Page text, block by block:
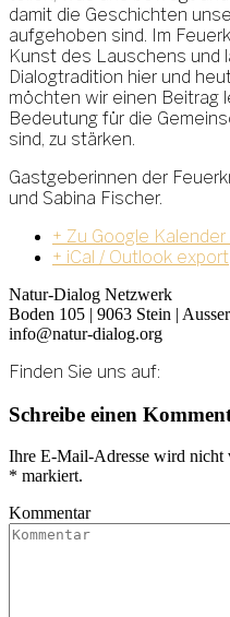
damit die Geschichten
aufgehoben sind. Im
Kunst des Lauschens und
Dialogtradition hier und
möchten wir einen Beitrag
Bedeutung für die
sind, zu stärken.
Gastgeberinnen der
und Sabina Fischer.
+ Zu Google
+ iCal / Outlook export
Natur-Dialog Netzwerk
Boden 105 | 9063 Stein |
info@natur-dialog.org
Finden Sie uns auf:
Linkedin
page
opens
in
new
window
E-
Mail
page
opens
new
window
Schreibe einen
Ihre E-Mail-Adresse wird
* markiert.
Kommentar